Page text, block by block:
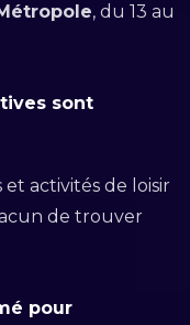
, du 13 au
sont
activités de loisir
de trouver
pour